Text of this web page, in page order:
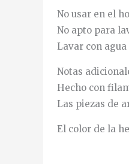
No usar en el
No apto para
Lavar con
Notas
Hecho con
Las piezas de
El color de la